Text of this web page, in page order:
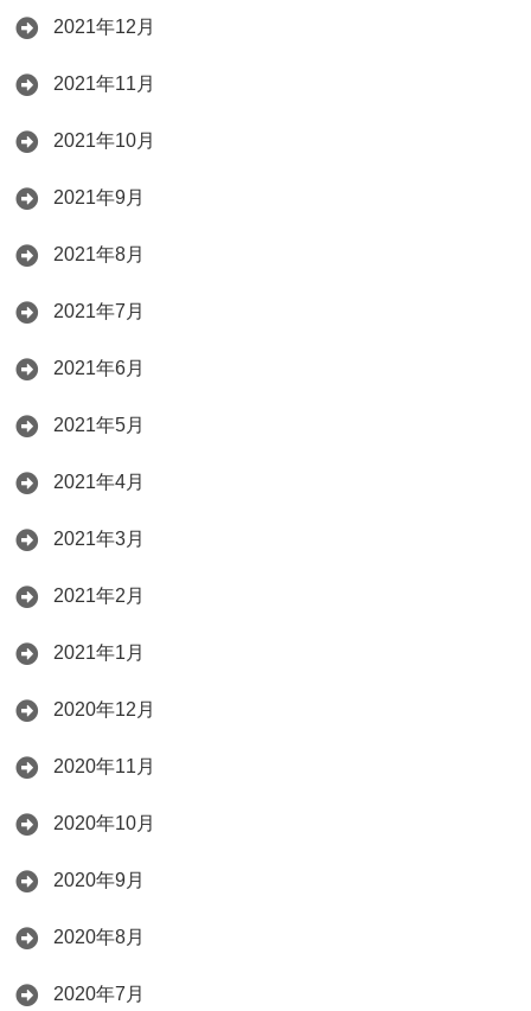
2021年12月
2021年11月
2021年10月
2021年9月
2021年8月
2021年7月
2021年6月
2021年5月
2021年4月
2021年3月
2021年2月
2021年1月
2020年12月
2020年11月
2020年10月
2020年9月
2020年8月
2020年7月